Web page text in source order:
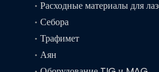
Расходные материалы для
Себора
Трафимет
Аян